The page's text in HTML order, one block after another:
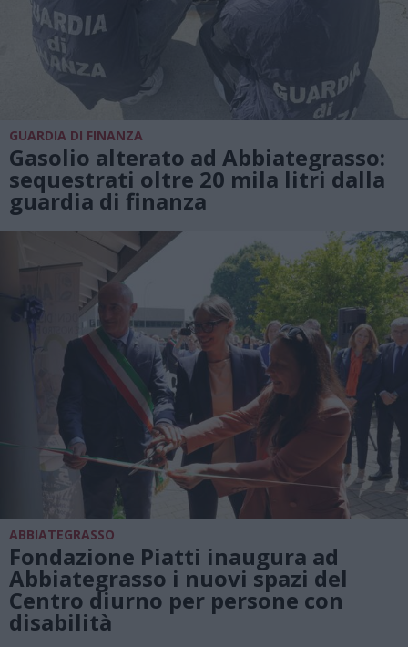
GUARDIA DI FINANZA
Gasolio alterato ad Abbiategrasso:
sequestrati oltre 20 mila litri dalla
guardia di finanza
ABBIATEGRASSO
Fondazione Piatti inaugura ad
Abbiategrasso i nuovi spazi del
Centro diurno per persone con
disabilità